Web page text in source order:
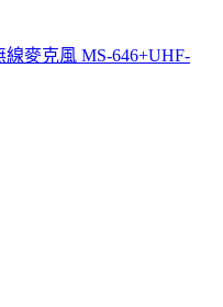
麥克風 MS-646+UHF-